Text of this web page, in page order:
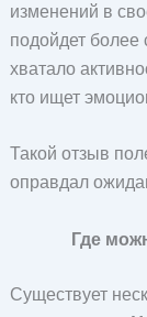
изменений в
подойдет
хватало
кто ищет
Такой отзыв
оправдал
Где
Существует